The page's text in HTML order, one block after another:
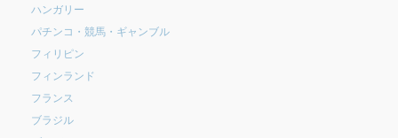
ハンガリー
パチンコ・競馬・ギャンブル
フィリピン
フィンランド
フランス
ブラジル